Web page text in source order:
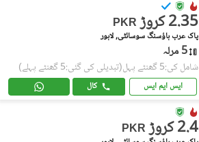
PKR 2.35 کروڑ
پاک عرب ہاؤسنگ سوسائٹی, لاہور
5 مرلہ
شامل کی:5 گھنٹے پہل (تبدیلی کی گئی:5 گھنٹے پہلے)
ایس ایم ایس کال
PKR 2.4 کروڑ